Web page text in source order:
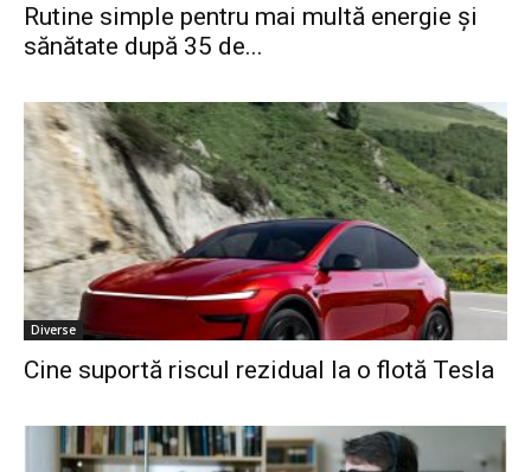
Rutine simple pentru mai multă energie și
sănătate după 35 de...
Diverse
Cine suportă riscul rezidual la o flotă Tesla